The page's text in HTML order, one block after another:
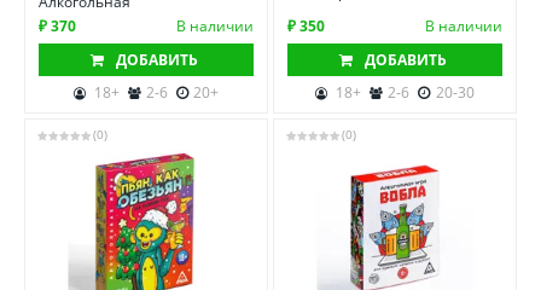
₽ 370
В наличии
ДОБАВИТЬ
18+
2-6 20+
₽ 350
В наличии
ДОБАВИТЬ
18+
2-6 20-30
(0) (0)